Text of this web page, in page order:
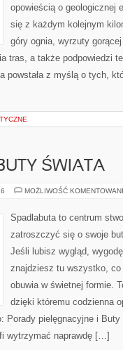
opowieścią o geologicznej
się z każdym kolejnym
góry ognia, wyrzuty
tras, a także podpowiedzi
powstała z myślą o tych,
ŚWIATA
MOŻLIWOŚĆ
Spadlabuta to centrum
zatroszczyć się o swoje
Jeśli lubisz wygląd,
znajdziesz tu wszystko, co
obuwia w świetnej formie.
dzięki któremu codzienna
Porady pielęgnacyjne i
wytrzymać naprawdę […]